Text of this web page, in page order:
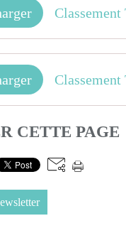
Classement
Classement
CETTE PAGE